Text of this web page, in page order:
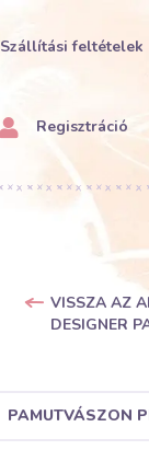
Szállítási feltételek
Regisztráció
VISSZA AZ
DESIGNER
PAMUTVÁSZON